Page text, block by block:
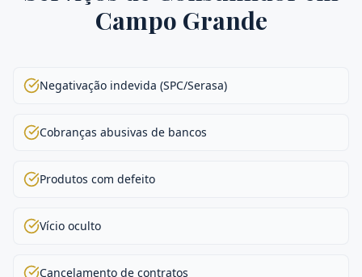
Campo Grande
Negativação indevida (SPC/Serasa)
Cobranças abusivas de bancos
Produtos com defeito
Vício oculto
Cancelamento de contratos